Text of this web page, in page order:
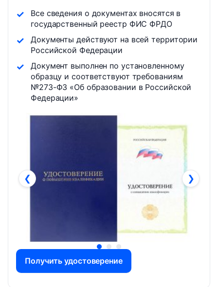
Все сведения о документах вносятся в
государственный реестр ФИС ФРДО
Документы действуют на всей территории
Российской Федерации
Документ выполнен по установленному
образцу и соответствуют требованиям
№273-ФЗ «Об образовании в Российской
Федерации»
❮ ❯
Получить удостоверение